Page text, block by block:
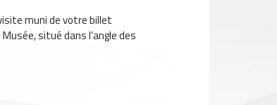
muni de votre billet
situé dans l’angle des